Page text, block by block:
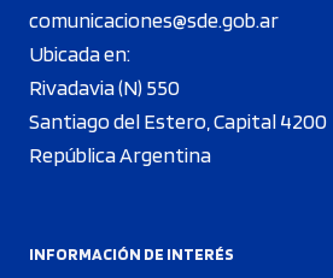
comunicaciones@sde.gob.ar
Ubicada en:
Rivadavia (N) 550
Santiago del Estero, Capital 4200
República Argentina
INFORMACIÓN DE INTERÉS